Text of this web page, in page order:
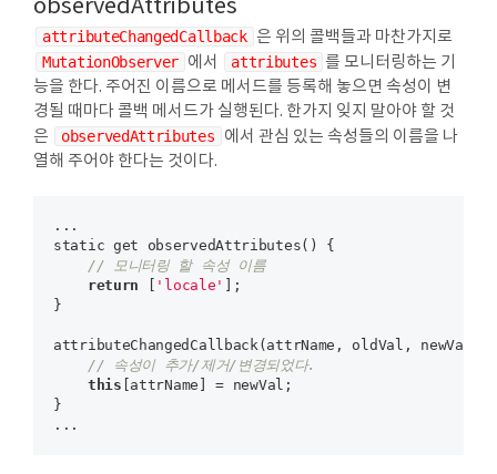
observedAttributes
attributeChangedCallback 은 위의 콜백들과 마찬가지로
MutationObserver 에서 attributes 를 모니터링하는 기
능을 한다. 주어진 이름으로 메서드를 등록해 놓으면 속성이 변
경될 때마다 콜백 메서드가 실행된다. 한가지 잊지 말아야 할 것
은
observedAttributes
에서 관심 있는 속성들의 이름을 나
열해 주어야 한다는 것이다.
...
static get observedAttributes() {
// 모니터링 할 속성 이름
return [ 'locale' ];
}
attributeChangedCallback(attrName, oldVal, newVal) {
// 속성이 추가/제거/변경되었다.
this [attrName] = newVal;
}